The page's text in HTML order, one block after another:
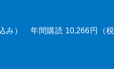
み） 年間購読 10,266円（